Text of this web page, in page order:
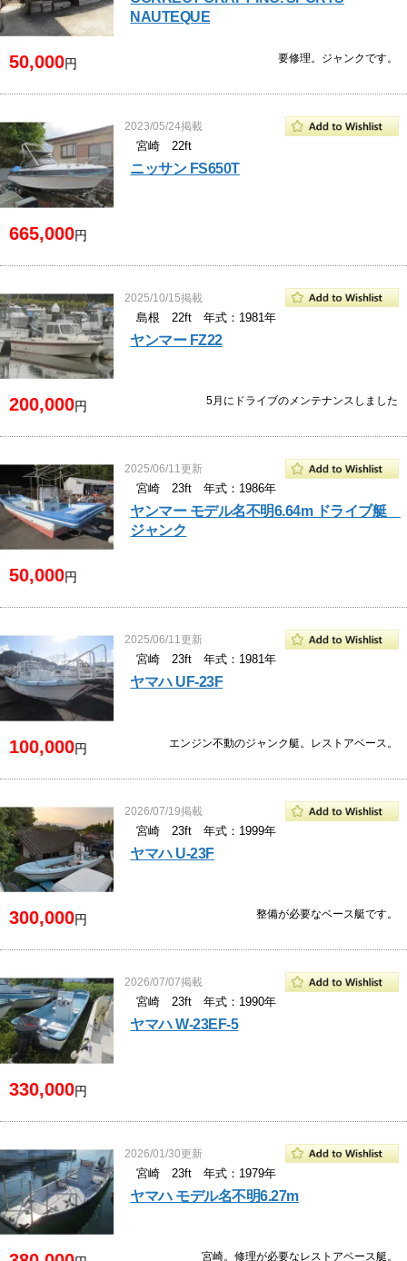
NAUTEQUE
50,000円 要修理。ジャンクです。
2023/05/24掲載
宮崎 22ft
ニッサン FS650T
665,000円
2025/10/15掲載
島根 22ft 年式：1981年
ヤンマー FZ22
200,000円 5月にドライブのメンテナンスしました
2025/06/11更新
宮崎 23ft 年式：1986年
ヤンマー モデル名不明6.64m ドライブ艇
ジャンク
50,000円
2025/06/11更新
宮崎 23ft 年式：1981年
ヤマハ UF-23F
100,000円 エンジン不動のジャンク艇。レストアベース。
2026/07/19掲載
宮崎 23ft 年式：1999年
ヤマハ U-23F
300,000円 整備が必要なベース艇です。
2026/07/07掲載
宮崎 23ft 年式：1990年
ヤマハ W-23EF-5
330,000円
2026/01/30更新
宮崎 23ft 年式：1979年
ヤマハ モデル名不明6.27m
宮崎。修理が必要なレストアベース艇。